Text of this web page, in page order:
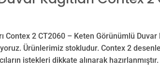
Contex 2 CT2060 – Keten Görünümlü
Ürünlerimiz stokludur. Contex 2
istekleri dikkate alınarak hazırlanmıştır.